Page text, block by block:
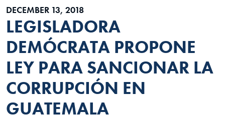
DECEMBER 13, 2018
LEGISLADORA
DEMÓCRATA PROPONE
LEY PARA SANCIONAR LA
CORRUPCIÓN EN
GUATEMALA